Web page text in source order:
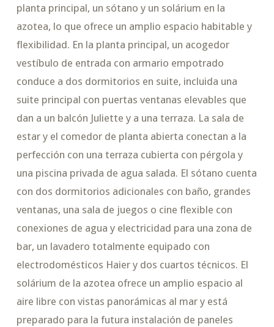
planta principal, un sótano y un solárium en la
azotea, lo que ofrece un amplio espacio habitable y
flexibilidad. En la planta principal, un acogedor
vestíbulo de entrada con armario empotrado
conduce a dos dormitorios en suite, incluida una
suite principal con puertas ventanas elevables que
dan a un balcón Juliette y a una terraza. La sala de
estar y el comedor de planta abierta conectan a la
perfección con una terraza cubierta con pérgola y
una piscina privada de agua salada. El sótano cuenta
con dos dormitorios adicionales con baño, grandes
ventanas, una sala de juegos o cine flexible con
conexiones de agua y electricidad para una zona de
bar, un lavadero totalmente equipado con
electrodomésticos Haier y dos cuartos técnicos. El
solárium de la azotea ofrece un amplio espacio al
aire libre con vistas panorámicas al mar y está
preparado para la futura instalación de paneles